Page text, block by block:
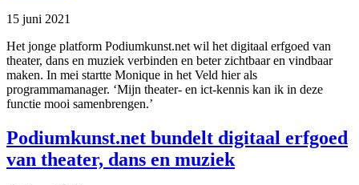
15 juni 2021
Het jonge platform Podiumkunst.net wil het digitaal erfgoed van
theater, dans en muziek verbinden en beter zichtbaar en vindbaar
maken. In mei startte Monique in het Veld hier als
programmamanager. ‘Mijn theater- en ict-kennis kan ik in deze
functie mooi samenbrengen.’
Podiumkunst.net bundelt digitaal erfgoed
van theater, dans en muziek